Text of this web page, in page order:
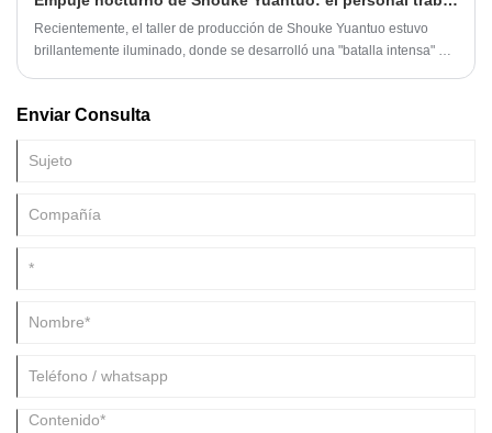
Recientemente, el taller de producción de Shouke Yuantuo estuvo
brillantemente iluminado, donde se desarrolló una "batalla intensa" por
cronograma posterior de la cadena de suministro, muchos empleados
desde la tarde hasta las 2 a.m. del día siguiente. Este incidente
Enviar Consulta